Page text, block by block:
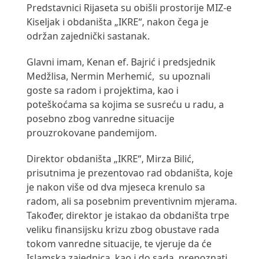
Predstavnici Rijaseta su obišli prostorije MIZ-e
Kiseljak i obdaništa „IKRE“, nakon čega je
održan zajednički sastanak.
Glavni imam, Kenan ef. Bajrić i predsjednik
Medžlisa, Nermin Merhemić, su upoznali
goste sa radom i projektima, kao i
poteškoćama sa kojima se susreću u radu, a
posebno zbog vanredne situacije
prouzrokovane pandemijom.
Direktor obdaništa „IKRE“, Mirza Bilić,
prisutnima je prezentovao rad obdaništa, koje
je nakon više od dva mjeseca krenulo sa
radom, ali sa posebnim preventivnim mjerama.
Također, direktor je istakao da obdaništa trpe
veliku finansijsku krizu zbog obustave rada
tokom vanredne situacije, te vjeruje da će